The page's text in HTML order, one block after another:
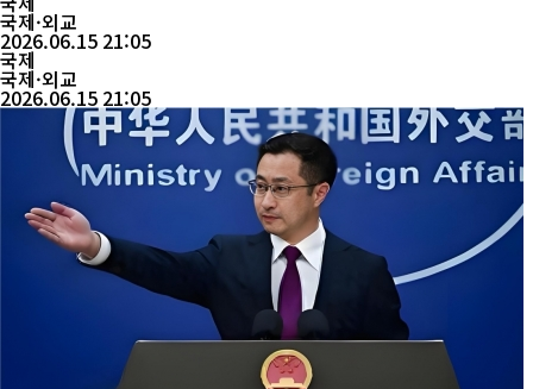
국제질서를 주도하던 G7이지만, 올해 정상회의는 새로운 비전이나
대형 합의를 도출하기보다 내부 갈등을 관리하는 데 초점이 맞춰지
고 있다는 평가가 나온다. 실제로 미국과 유럽 외교가에서는 이번
회...
국제·외교
2026.06.15 21:05
국제
국제·외교
2026.06.15 21:05